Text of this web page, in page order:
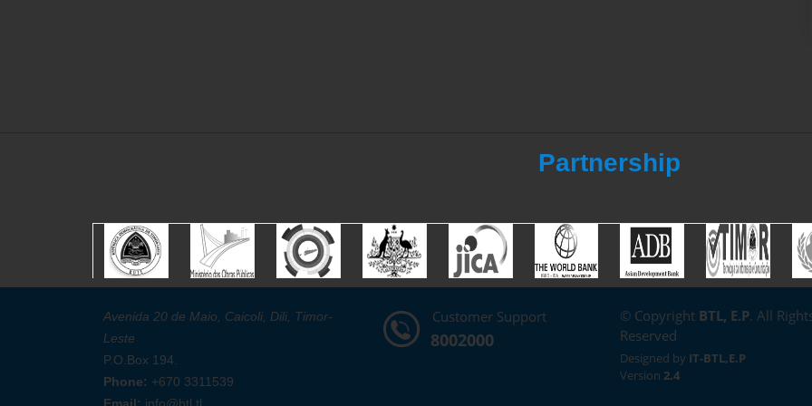
Partnership
Avenida 20 de Maio, Caicoli, Dili, Timor-
Leste
P.O.Box 194.
Phone: +670 3311539
Customer Support
8002000
© Copyright BTL, E.P. All
Reserved
Designed by IT-BTL,E.P
Version 2.4